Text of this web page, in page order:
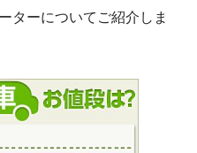
ターについてご紹介しま